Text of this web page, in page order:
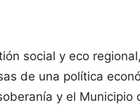
social y eco
de una política
y el Municipio